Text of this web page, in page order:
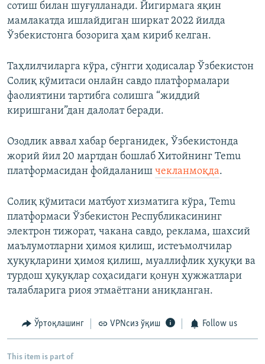
сотиш билан шуғулланади. Йигирмага яқин
мамлакатда ишлайдиган ширкат 2022 йилда
Ўзбекистонга бозорига ҳам кириб келган.
Таҳлилчиларга кўра, сўнгги ҳодисалар Ўзбекистон
Солиқ қўмитаси онлайн савдо платформалари
фаолиятини тартибга солишга “жиддий
киришгани”дан далолат беради.
Озодлик аввал хабар берганидек, Ўзбекистонда
жорий йил 20 мартдан бошлаб Хитойнинг Temu
платформасидан фойдаланиш чекланмоқда.
Солиқ қўмитаси матбуот хизматига кўра, Temu
платформаси Ўзбекистон Республикасининг
электрон тижорат, чакана савдо, реклама, шахсий
маълумотларни ҳимоя қилиш, истеъмолчилар
ҳуқуқларини ҳимоя қилиш, муаллифлик ҳуқуқи ва
турдош ҳуқуқлар соҳасидаги қонун ҳужжатлари
талабларига риоя этмаётгани аниқланган.
Ўртоқлашинг VPNсиз ўқиш Follow us
This item is part of